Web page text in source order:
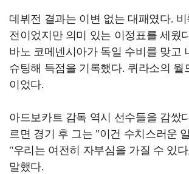
데뷔전 결과는 이변 없는 대패였다. 비
전이었지만 의미 있는 이정표를 세웠
바노 코메넨시아가 독일 수비를 맞고
슈팅해 득점을 기록했다. 퀴라소의 월
이었다.
아드보카트 감독 역시 선수들을 감쌌
르면 경기 후 그는 "이건 수치스러운
"우리는 여전히 자부심을 가질 수 있
말했다.